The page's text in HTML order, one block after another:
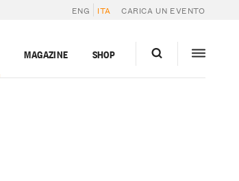
ENG ITA CARICA UN EVENTO
MAGAZINE SHOP